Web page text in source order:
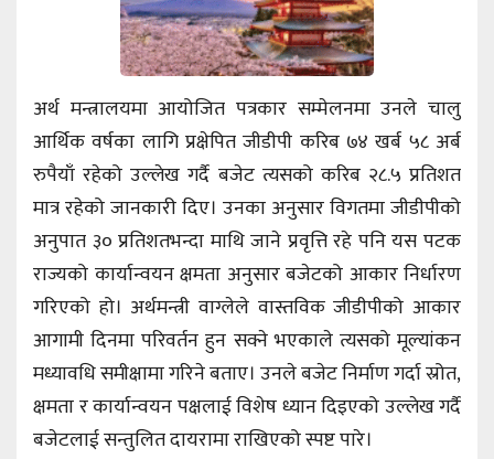
अर्थ मन्त्रालयमा आयोजित पत्रकार सम्मेलनमा उनले चालु
आर्थिक वर्षका लागि प्रक्षेपित जीडीपी करिब ७४ खर्ब ५८ अर्ब
रुपैयाँ रहेको उल्लेख गर्दै बजेट त्यसको करिब २८.५ प्रतिशत
मात्र रहेको जानकारी दिए। उनका अनुसार विगतमा जीडीपीको
अनुपात ३० प्रतिशतभन्दा माथि जाने प्रवृत्ति रहे पनि यस पटक
राज्यको कार्यान्वयन क्षमता अनुसार बजेटको आकार निर्धारण
गरिएको हो। अर्थमन्त्री वाग्लेले वास्तविक जीडीपीको आकार
आगामी दिनमा परिवर्तन हुन सक्ने भएकाले त्यसको मूल्यांकन
मध्यावधि समीक्षामा गरिने बताए। उनले बजेट निर्माण गर्दा स्रोत,
क्षमता र कार्यान्वयन पक्षलाई विशेष ध्यान दिइएको उल्लेख गर्दै
बजेटलाई सन्तुलित दायरामा राखिएको स्पष्ट पारे।